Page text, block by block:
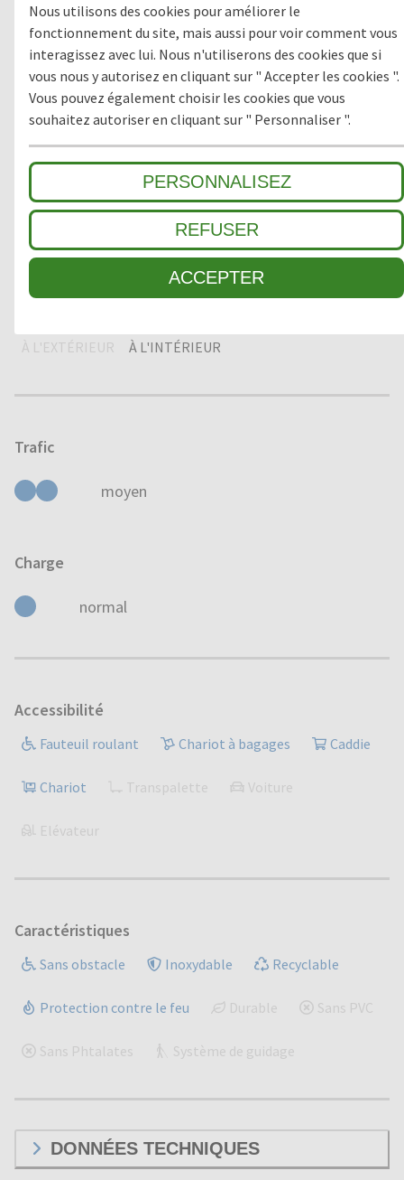
Nous utilisons des cookies pour améliorer le
fonctionnement du site, mais aussi pour voir comment vous
interagissez avec lui. Nous n'utiliserons des cookies que si
vous nous y autorisez en cliquant sur " Accepter les cookies ".
Vous pouvez également choisir les cookies que vous
souhaitez autoriser en cliquant sur " Personnaliser ".
PERSONNALISEZ
REFUSER
ACCEPTER
Zone de passage
1 GROSSES SALETÉS
2 ZONE INTERMÉDIAIRE
SALETÉ FINE / ABSORPTION HUMIDITÉ
À L'EXTÉRIEUR À L'INTÉRIEUR
Trafic
moyen
Charge
normal
Accessibilité
Fauteuil roulant Chariot à bagages Caddie
Chariot Transpalette Voiture
Elévateur
Caractéristiques
Sans obstacle Inoxydable Recyclable
Protection contre le feu Durable Sans PVC
Sans Phtalates Système de guidage
DONNÉES TECHNIQUES